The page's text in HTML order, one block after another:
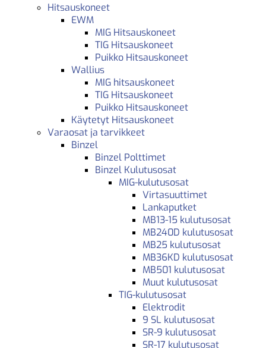
Hitsauskoneet
EWM
MIG Hitsauskoneet
TIG Hitsauskoneet
Puikko Hitsauskoneet
Wallius
MIG hitsauskoneet
TIG Hitsauskoneet
Puikko Hitsauskoneet
Käytetyt Hitsauskoneet
Varaosat ja tarvikkeet
Binzel
Binzel Polttimet
Binzel Kulutusosat
MIG-kulutusosat
Virtasuuttimet
Lankaputket
MB13-15 kulutusosat
MB240D kulutusosat
MB25 kulutusosat
MB36KD kulutusosat
MB501 kulutusosat
Muut kulutusosat
TIG-kulutusosat
Elektrodit
9 SL kulutusosat
SR-9 kulutusosat
SR-17 kulutusosat